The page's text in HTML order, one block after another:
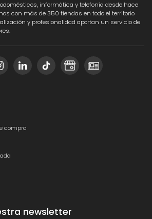
informática y telefonía desde hace
con más de 350 tiendas en todo el territorio
y profesionalidad aportan un servicio de
compra
newsletter